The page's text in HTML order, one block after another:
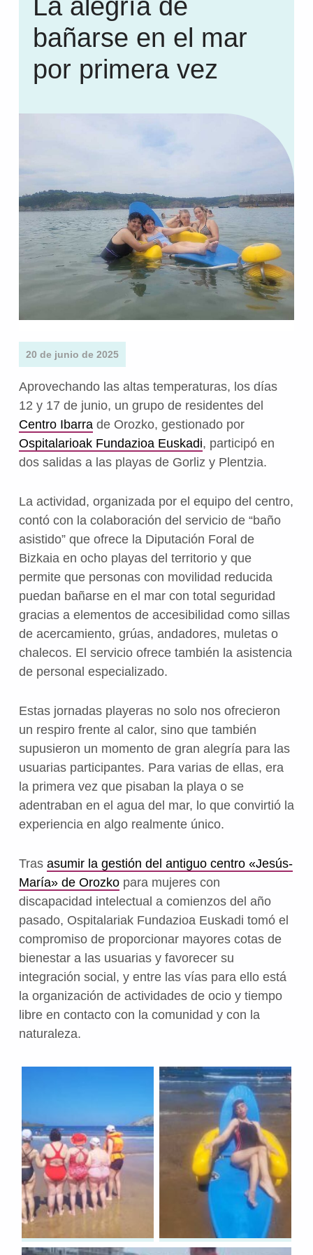
La alegría de
bañarse en el mar
por primera vez
20 de junio de 2025
Aprovechando las altas temperaturas, los días
12 y 17 de junio, un grupo de residentes del
Centro Ibarrade Orozko, gestionado por
Ospitalarioak Fundazioa Euskadi, participó en
dos salidas a las playas de Gorliz y Plentzia.
La actividad, organizada por el equipo del centro,
contó con la colaboración del servicio de “baño
asistido” que ofrece la Diputación Foral de
Bizkaia en ocho playas del territorio y que
permite que personas con movilidad reducida
puedan bañarse en el mar con total seguridad
gracias a elementos de accesibilidad como sillas
de acercamiento, grúas, andadores, muletas o
chalecos. El servicio ofrece también la asistencia
de personal especializado.
Estas jornadas playeras no solo nos ofrecieron
un respiro frente al calor, sino que también
supusieron un momento de gran alegría para las
usuarias participantes. Para varias de ellas, era
la primera vez que pisaban la playa o se
adentraban en el agua del mar, lo que convirtió la
experiencia en algo realmente único.
Tras asumir la gestión del antiguo centro «Jesús-
María» de Orozkopara mujeres con
discapacidad intelectual a comienzos del año
pasado, Ospitalariak Fundazioa Euskadi tomó el
compromiso de proporcionar mayores cotas de
bienestar a las usuarias y favorecer su
integración social, y entre las vías para ello está
la organización de actividades de ocio y tiempo
libre en contacto con la comunidad y con la
naturaleza.